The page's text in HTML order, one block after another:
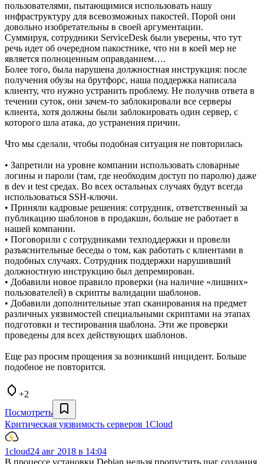
пользователями, пытающимися использовать нашу
инфраструктуру для всевозможных пакостей. Порой они
довольно изобретательны в своей аргументации.
Суммируя, сотрудники ServiceDesk были уверены, что тут
речь идет об очередном пакостнике, что ни в коей мер не
является полноценным оправданием….
Более того, была нарушена должностная инструкция: после
получения обузы на брутфорс, наша поддержка написала
клиенту, что нужно устранить проблему. Не получив ответа в
течении суток, они зачем-то заблокировали все серверы
клиента, хотя должны были заблокировать один сервер, с
которого шла атака, до устранения причин.
Что мы сделали, чтобы подобная ситуация не повторилась
• Запретили на уровне компании использовать словарные
логины и пароли (там, где необходим доступ по паролю) даже
в dev и test средах. Во всех остальных случаях будут всегда
использоваться SSH-ключи.
• Приняли кадровые решения: сотрудник, ответственный за
публикацию шаблонов в продакшн, больше не работает в
нашей компании.
• Поговорили с сотрудниками техподдержки и провели
разъяснительные беседы о том, как работать с клиентами в
подобных случаях. Сотрудник поддержки нарушивший
должностную инструкцию был депремирован.
• Добавили новое правило проверки (на наличие «лишних»
пользователей) в скрипты валидации шаблонов.
• Добавили дополнительные этап сканирования на предмет
различных уязвимостей специальными скриптами на этапах
подготовки и тестирования шаблона. Эти же проверки
проведены для всех действующих шаблонов.
Еще раз просим прощения за возникший инцидент. Больше
подобное не повторится.
+2
Посмотреть
Критическая уязвимость серверов 1Cloud
1cloud24 авг 2018 в 14:04
В процессе установки Debian нельзя пропустить шаг создания